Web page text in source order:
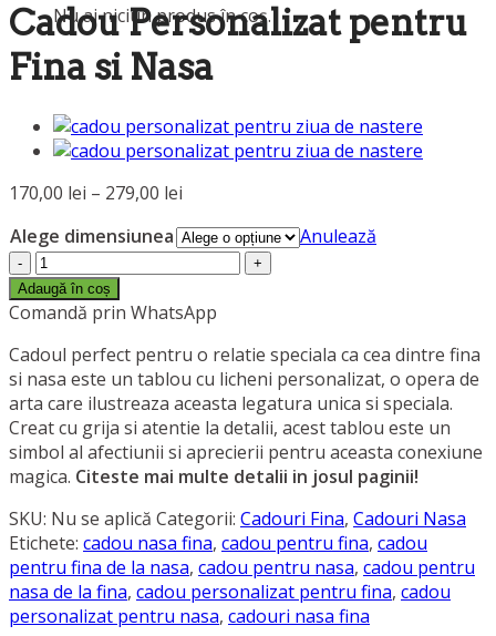
Nu ai niciun produs în coș.
Cadou Personalizat pentru
Fina si Nasa
170,00 lei – 279,00 lei
prețuri:
170,00 lei
la
Alege dimensiunea
Anulează
Cantitate
Cadou
Personalizat
Fina
si
Nasa
Adaugă în coș
Comandă prin WhatsApp
Cadoul perfect pentru o relatie speciala ca cea dintre fina
si nasa este un tablou cu licheni personalizat, o opera de
arta care ilustreaza aceasta legatura unica si speciala.
Creat cu grija si atentie la detalii, acest tablou este un
simbol al afectiunii si aprecierii pentru aceasta conexiune
magica. Citeste mai multe detalii in josul paginii!
SKU: Nu se aplică Categorii: Cadouri Fina, Cadouri Nasa
Etichete: cadou nasa fina, cadou pentru fina, cadou
pentru fina de la nasa, cadou pentru nasa, cadou pentru
nasa de la fina, cadou personalizat pentru fina, cadou
personalizat pentru nasa, cadouri nasa fina